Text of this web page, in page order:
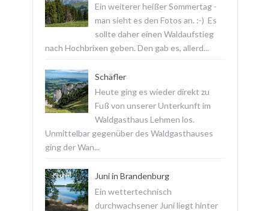
Ein weiterer heißer Sommertag -
man sieht es den Fotos an. :-) Es
sollte daher einen Waldaufstieg
nach Hochbrixen geben. Den gab es, allerd...
Schäfler
Heute ging es wieder direkt zu
Fuß von unserer Unterkunft im
Waldgasthaus Lehmen los.
Unmittelbar gegenüber des Waldgasthauses
ging der Wan...
Juni in Brandenburg
Ein wettertechnisch
durchwachsener Juni liegt hinter